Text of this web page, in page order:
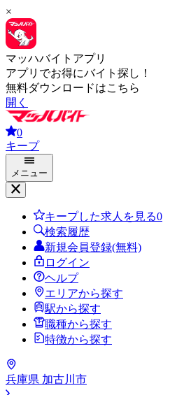
×
マッハバイトアプリ
アプリでお得にバイト探し！
無料ダウンロードはこちら
開く
0
キープ
メニュー
キープした求人を見る0
検索履歴
新規会員登録(無料)
ログイン
ヘルプ
エリアから探す
駅から探す
職種から探す
特徴から探す
兵庫県 加古川市